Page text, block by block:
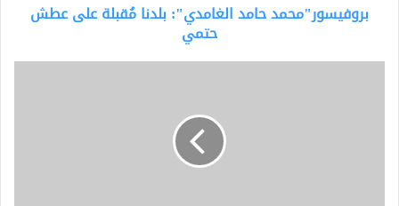
بروفيسور"محمد حامد الغامدي": بلدنا مُقبلة على عطش
حتمي